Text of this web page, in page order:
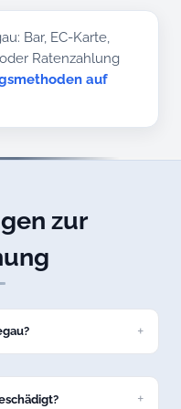
Bar, EC-Karte,
Ratenzahlung
auf
zur
wir Ihnen am Telefon,